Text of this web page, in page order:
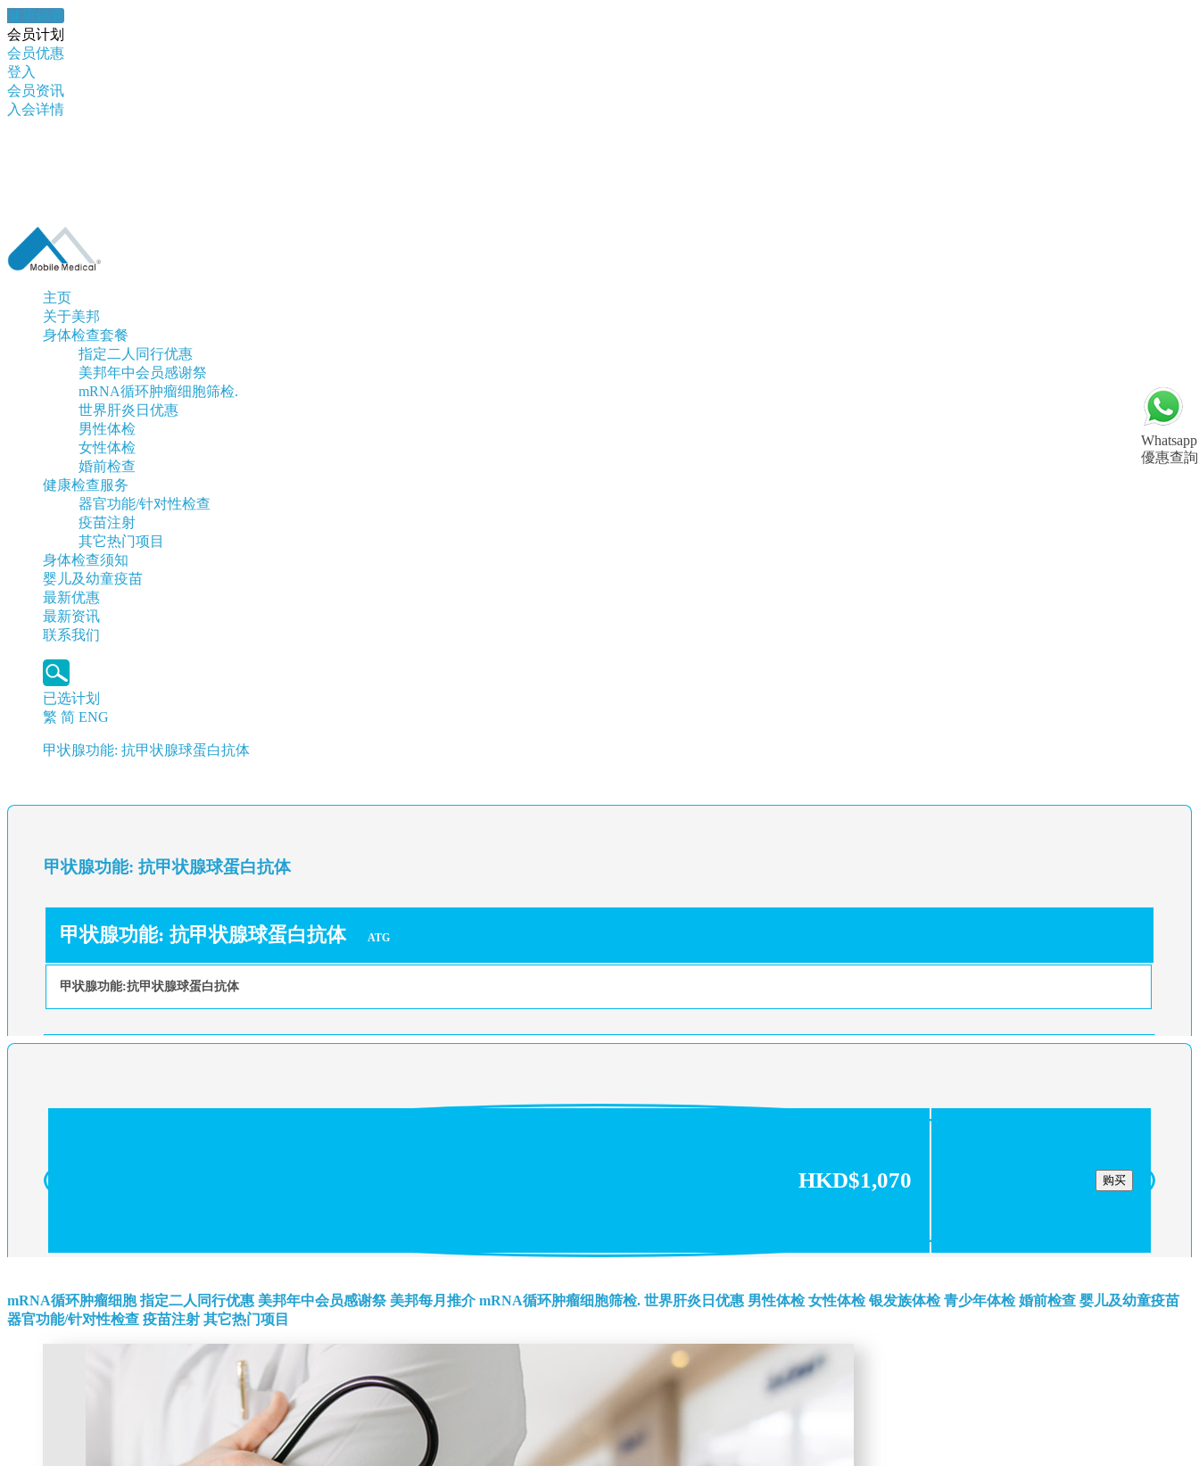
健康錦囊
会员计划
会员优惠
登入
会员资讯
入会详情
主页
关于美邦
身体检查套餐
指定二人同行优惠
美邦年中会员感谢祭
mRNA循环肿瘤细胞筛检.
世界肝炎日优惠
男性体检
女性体检
婚前检查
健康检查服务
器官功能/针对性检查
疫苗注射
其它热门项目
身体检查须知
婴儿及幼童疫苗
最新优惠
最新资讯
联系我们
已选计划
繁 简 ENG
Whatsapp
優惠查詢
甲状腺功能: 抗甲状腺球蛋白抗体
甲状腺功能: 抗甲状腺球蛋白抗体
甲状腺功能: 抗甲状腺球蛋白抗体 ATG
甲状腺功能:抗甲状腺球蛋白抗体
HKD$1,070 购买
mRNA循环肿瘤细胞 指定二人同行优惠 美邦年中会员感谢祭 美邦每月推介 mRNA循环肿瘤细胞筛检. 世界肝炎日优惠 男性体检 女性体检 银发族体检 青少年体检 婚前检查 婴儿及幼童疫苗
器官功能/针对性检查 疫苗注射 其它热门项目